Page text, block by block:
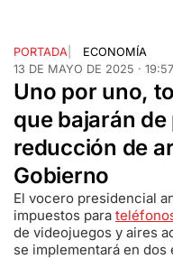
PORTADA
ECONOMÍA
13 DE MAYO DE 2025 · 19:57
Uno por uno,
que bajarán
reducción de
Gobierno
El vocero presidencial
impuestos para
de videojuegos y aires
se implementará en dos